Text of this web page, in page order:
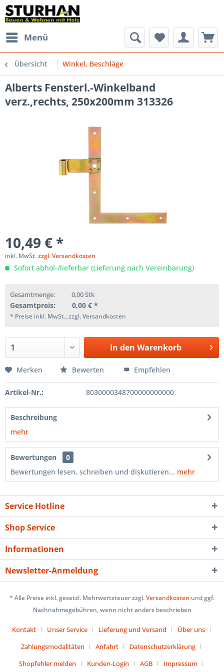
Menü
Übersicht Winkel, Beschläge
Alberts Fensterl.-Winkelband
verz.,rechts, 250x200mm 313326
10,49 € *
inkl. MwSt.zzgl. Versandkosten
Sofort abhol-/lieferbar (Lieferung nach Vereinbarung)
Gesamtmenge: 0,00Stk
Gesamtpreis: 0,00 € *
* Preise inkl. MwSt., zzgl. Versandkosten
In den Warenkorb
Merken Bewerten Empfehlen
Artikel-Nr.: 8030000348700000000000
Beschreibung
mehr
Bewertungen
0
Bewertungen lesen, schreiben und diskutieren... mehr
Service Hotline
Shop Service
Informationen
Newsletter-Anmeldung
* Alle Preise inkl. gesetzl. Mehrwertsteuer zzgl.Versandkosten und ggf.
Nachnahmegebühren, wenn nicht anders beschrieben
Kontakt Unser Service Lieferung und Versand
Über uns
Zahlungsmodalitäten
Anfahrt
Datenschutzerklärung
Shopfehler melden
Kunden-Login AGB Impressum